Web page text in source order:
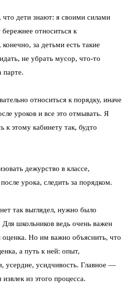
дети знают: я своими силами
относиться к
за детьми есть такие
не убрать мусор, что-то
парте.
относиться к порядку, иначе
уроков и все это отмывать. Я
к этому кабинету так, будто
дежурство в классе,
урока, следить за порядком.
так выглядел, нужно было
школьников ведь очень важен
оценка. Но им важно объяснить, что
а путь к ней: опыт,
усердие, усидчивость. Главное —
из этого процесса.